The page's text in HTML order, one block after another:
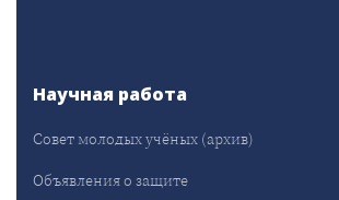
Научная работа
Совет молодых учёных (архив)
Объявления о защите